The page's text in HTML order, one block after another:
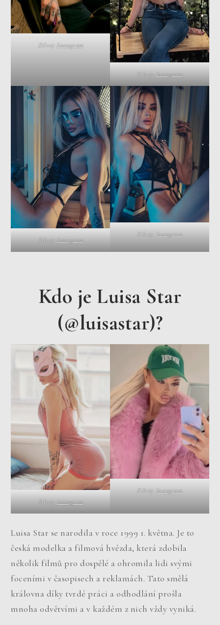
Zdroj: Instagram
Zdroj: Instagram
Zdroj:Instagram
Zdroj: Instagram
Kdo je Luisa Star
(@luisastar)?
Zdroj:Instagram
Zdroj: Instagram
Luisa Star se narodila v roce 1999 1. května. Je to
česká modelka a filmová hvězda, která zdobila
několik filmů pro dospělé a ohromila lidi svými
foceními v časopisech a reklamách. Tato smělá
královna díky tvrdé práci a odhodlání prošla
mnoha odvětvími a v každém z nich vždy vyniká.